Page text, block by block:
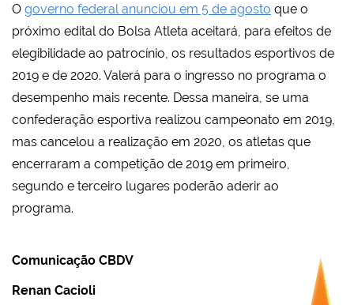
O governo federal anunciou em 5 de agosto que o
próximo edital do Bolsa Atleta aceitará, para efeitos de
elegibilidade ao patrocínio, os resultados esportivos de
2019 e de 2020. Valerá para o ingresso no programa o
desempenho mais recente. Dessa maneira, se uma
confederação esportiva realizou campeonato em 2019,
mas cancelou a realização em 2020, os atletas que
encerraram a competição de 2019 em primeiro,
segundo e terceiro lugares poderão aderir ao
programa.
Comunicação CBDV
Renan Cacioli